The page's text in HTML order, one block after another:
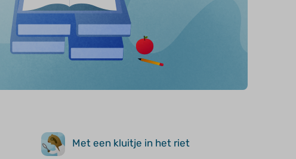
Met een kluitje in het riet